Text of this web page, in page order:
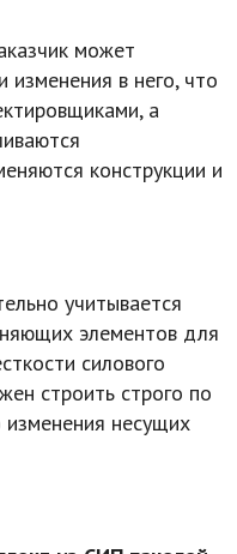
может
в него, что
а
конструкции и
учитывается
элементов для
силового
строить строго по
изменения несущих